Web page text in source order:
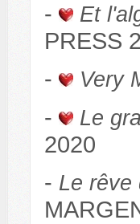
-
Et
PRESS
-
Very
- Le
2020
- Le rêve